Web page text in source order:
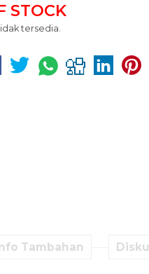
STOCK
tersedia.
Tambahan